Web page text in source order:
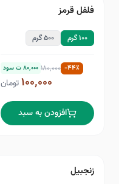
فلفل قرمز
۱۰۰ گرم ۵۰۰ گرم
-۴۴٪ ۱۸۰٬۰۰۰ ۸۰٬۰۰۰ ت سود
۱۰۰٬۰۰۰تومان
افزودن به سبد
زنجبیل